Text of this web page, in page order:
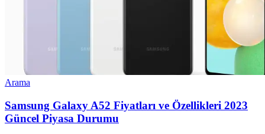
Arama
Samsung Galaxy A52 Fiyatları ve Özellikleri 2023
Güncel Piyasa Durumu